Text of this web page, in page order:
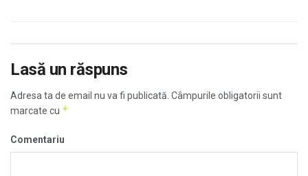
Lasă un răspuns
Adresa ta de email nu va fi publicată. Câmpurile obligatorii sunt
marcate cu *
Comentariu